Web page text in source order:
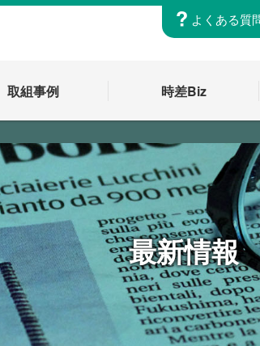
よくある質
取組事例 時差Biz
最新情報